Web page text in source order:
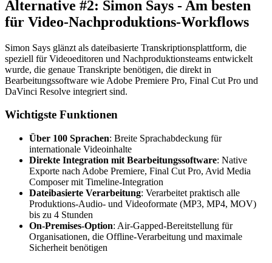
Alternative #2: Simon Says - Am besten
für Video-Nachproduktions-Workflows
Simon Says glänzt als dateibasierte Transkriptionsplattform, die
speziell für Videoeditoren und Nachproduktionsteams entwickelt
wurde, die genaue Transkripte benötigen, die direkt in
Bearbeitungssoftware wie Adobe Premiere Pro, Final Cut Pro und
DaVinci Resolve integriert sind.
Wichtigste Funktionen
Über 100 Sprachen: Breite Sprachabdeckung für
internationale Videoinhalte
Direkte Integration mit Bearbeitungssoftware: Native
Exporte nach Adobe Premiere, Final Cut Pro, Avid Media
Composer mit Timeline-Integration
Dateibasierte Verarbeitung: Verarbeitet praktisch alle
Produktions-Audio- und Videoformate (MP3, MP4, MOV)
bis zu 4 Stunden
On-Premises-Option: Air-Gapped-Bereitstellung für
Organisationen, die Offline-Verarbeitung und maximale
Sicherheit benötigen